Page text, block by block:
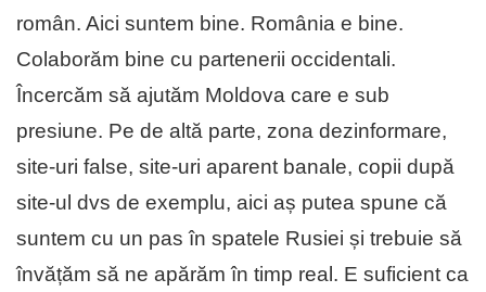
român. Aici suntem bine. România e bine.
Colaborăm bine cu partenerii occidentali.
Încercăm să ajutăm Moldova care e sub
presiune. Pe de altă parte, zona dezinformare,
site-uri false, site-uri aparent banale, copii după
site-ul dvs de exemplu, aici aș putea spune că
suntem cu un pas în spatele Rusiei și trebuie să
învățăm să ne apărăm în timp real. E suficient ca